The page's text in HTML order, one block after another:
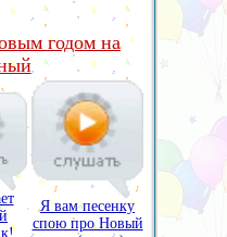
годом на
Я вам песенку
спою про Новый